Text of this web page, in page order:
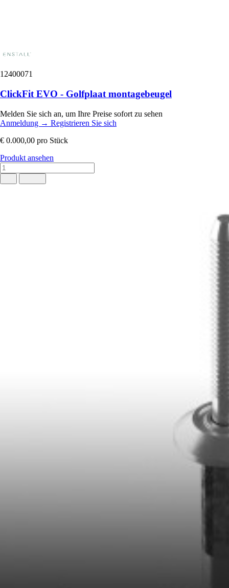
12400071
ClickFit EVO - Golfplaat montagebeugel
Melden Sie sich an, um Ihre Preise sofort zu sehen
Anmeldung → Registrieren Sie sich
€ 0.000,00 pro Stück
Produkt ansehen